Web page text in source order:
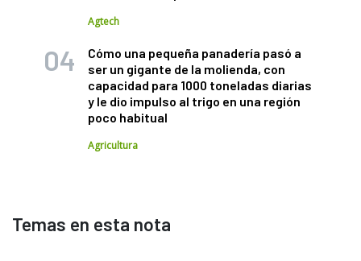
Agtech
Cómo una pequeña panadería pasó a
ser un gigante de la molienda, con
capacidad para 1000 toneladas diarias
y le dio impulso al trigo en una región
poco habitual
Agricultura
Temas en esta nota